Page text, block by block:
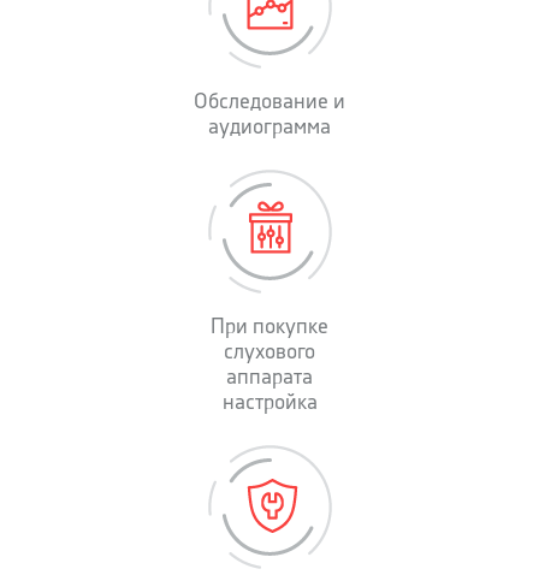
Обследование и
аудиограмма
При покупке
слухового
аппарата
настройка